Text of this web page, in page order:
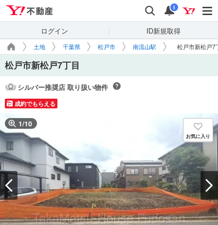
検索 通知
i
ログイン ID新規取得
土地 千葉県 松戸市 南流山駅 松戸市新松戸7
松戸市新松戸7丁目
シルバー推奨店 取り扱い物件
成約でもらえる
1/10
お気に入り